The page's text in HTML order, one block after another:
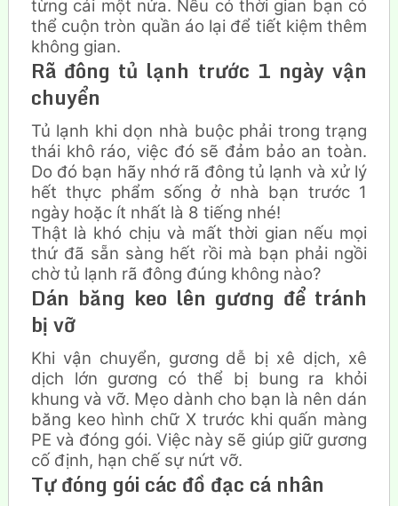
từng cái một nửa. Nếu có thời gian bạn có
thể cuộn tròn quần áo lại để tiết kiệm thêm
không gian.
Rã đông tủ lạnh trước 1 ngày vận
chuyển
Tủ lạnh khi dọn nhà buộc phải trong trạng
thái khô ráo, việc đó sẽ đảm bảo an toàn.
Do đó bạn hãy nhớ rã đông tủ lạnh và xử lý
hết thực phẩm sống ở nhà bạn trước 1
ngày hoặc ít nhất là 8 tiếng nhé!
Thật là khó chịu và mất thời gian nếu mọi
thứ đã sẵn sàng hết rồi mà bạn phải ngồi
chờ tủ lạnh rã đông đúng không nào?
Dán băng keo lên gương để tránh
bị vỡ
Khi vận chuyển, gương dễ bị xê dịch, xê
dịch lớn gương có thể bị bung ra khỏi
khung và vỡ. Mẹo dành cho bạn là nên dán
băng keo hình chữ X trước khi quấn màng
PE và đóng gói. Việc này sẽ giúp giữ gương
cố định, hạn chế sự nứt vỡ.
Tự đóng gói các đồ đạc cá nhân